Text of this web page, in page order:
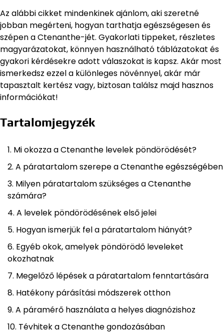
Az alábbi cikket mindenkinek ajánlom, aki szeretné
jobban megérteni, hogyan tarthatja egészségesen és
szépen a Ctenanthe-jét. Gyakorlati tippeket, részletes
magyarázatokat, könnyen használható táblázatokat és
gyakori kérdésekre adott válaszokat is kapsz. Akár most
ismerkedsz ezzel a különleges növénnyel, akár már
tapasztalt kertész vagy, biztosan találsz majd hasznos
információkat!
Tartalomjegyzék
Mi okozza a Ctenanthe levelek pöndörödését?
A páratartalom szerepe a Ctenanthe egészségében
Milyen páratartalom szükséges a Ctenanthe
számára?
A levelek pöndörödésének első jelei
Hogyan ismerjük fel a páratartalom hiányát?
Egyéb okok, amelyek pöndörödő leveleket
okozhatnak
Megelőző lépések a páratartalom fenntartására
Hatékony párásítási módszerek otthon
A páramérő használata a helyes diagnózishoz
Tévhitek a Ctenanthe gondozásában